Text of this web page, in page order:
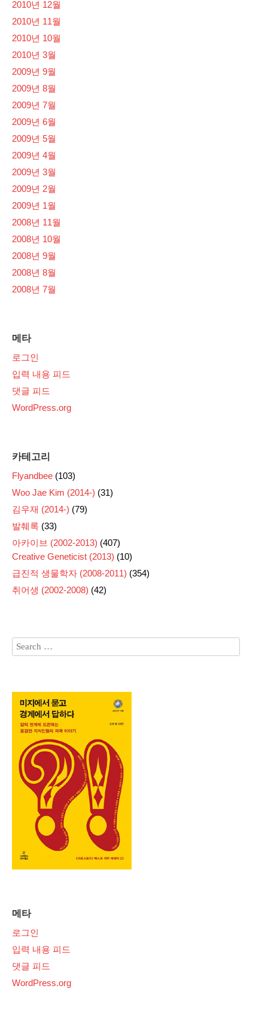
2010년 12월
2010년 11월
2010년 10월
2010년 3월
2009년 9월
2009년 8월
2009년 7월
2009년 6월
2009년 5월
2009년 4월
2009년 3월
2009년 2월
2009년 1월
2008년 11월
2008년 10월
2008년 9월
2008년 8월
2008년 7월
메타
로그인
입력 내용 피드
댓글 피드
WordPress.org
카테고리
Flyandbee (103)
Woo Jae Kim (2014-) (31)
김우재 (2014-) (79)
발췌록 (33)
아카이브 (2002-2013) (407)
Creative Geneticist (2013) (10)
급진적 생물학자 (2008-2011) (354)
취어생 (2002-2008) (42)
메타
로그인
입력 내용 피드
댓글 피드
WordPress.org